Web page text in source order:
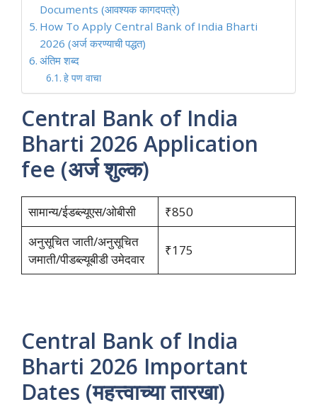
Documents (आवश्यक कागदपत्रे)
How To Apply Central Bank of India Bharti
2026 (अर्ज करण्याची पद्धत)
अंतिम शब्द
हे पण वाचा
Central Bank of India
Bharti 2026 Application
fee (अर्ज शुल्क)
सामान्य/ईडब्ल्यूएस/ओबीसी
₹850
अनुसूचित जाती/अनुसूचित
जमाती/पीडब्ल्यूबीडी उमेदवार
₹175
Central Bank of India
Bharti 2026 Important
Dates (महत्त्वाच्या तारखा)